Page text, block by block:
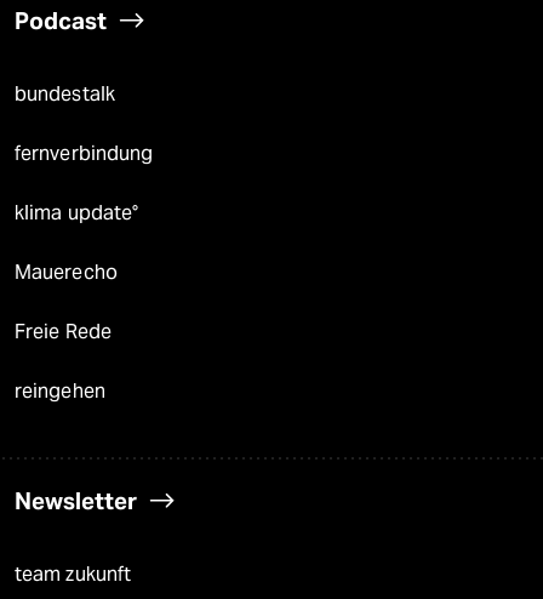
Podcast
bundestalk
fernverbindung
klima update°
Mauerecho
Freie Rede
reingehen
Newsletter
team zukunft